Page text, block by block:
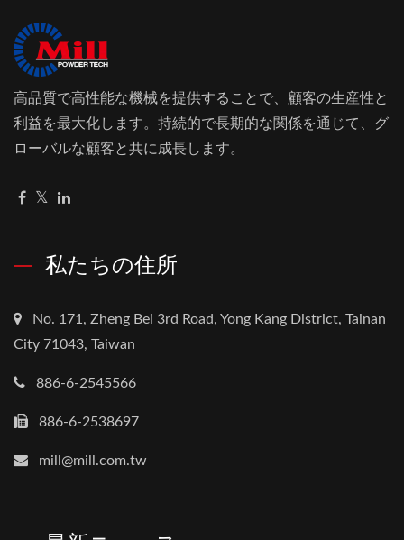
高品質で高性能な機械を提供することで、顧客の生産性と
利益を最大化します。持続的で長期的な関係を通じて、グ
ローバルな顧客と共に成長します。
私たちの住所
No. 171, Zheng Bei 3rd Road, Yong Kang District, Tainan
City 71043, Taiwan
886-6-2545566
886-6-2538697
mill@mill.com.tw